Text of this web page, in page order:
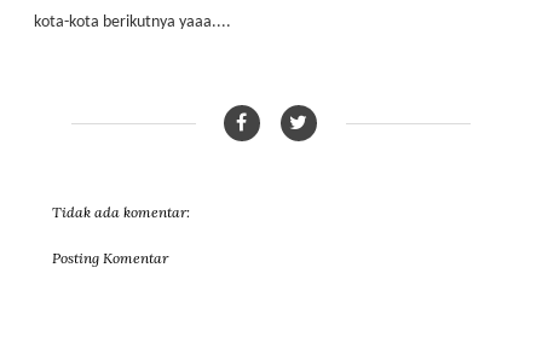
kota-kota berikutnya yaaa....
Tidak ada komentar:
Posting Komentar